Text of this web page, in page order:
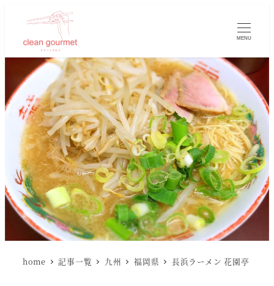
MENU
home 記事一覧 九州 福岡県 長浜ラーメン 花園亭